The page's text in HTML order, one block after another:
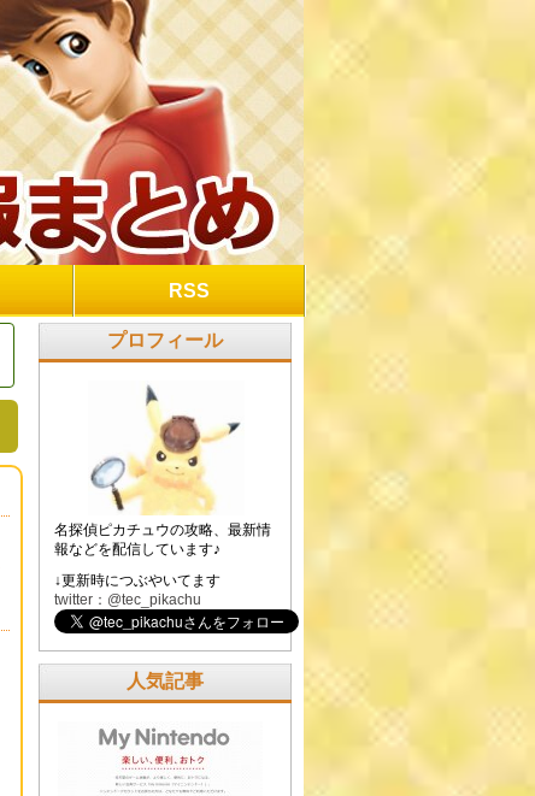
RSS
プロフィール
名探偵ピカチュウの攻略、最新情
報などを配信しています♪
↓更新時につぶやいてます
twitter：@tec_pikachu
人気記事